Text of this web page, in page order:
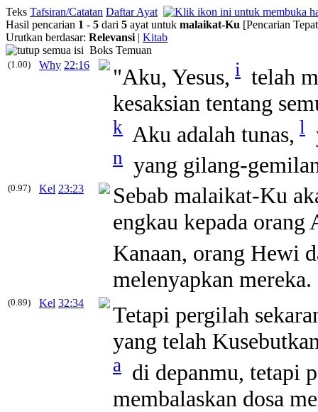
Teks Tafsiran/Catatan Daftar Ayat
Hasil pencarian 1 - 5 dari 5 ayat untuk malaikat-Ku [Pencarian
Urutkan berdasar: Relevansi | Kitab
Boks Temuan
(1.00) Why 22:16 "Aku, Yesus, i telah
kesaksian tentang
k Aku adalah tunas, l
n yang gilang-
(0.97) Kel 23:23 Sebab malaikat-Ku
engkau kepada
Kanaan, orang Hewi
melenyapkan mereka.
(0.89) Kel 32:34
Tetapi pergilah
yang telah
a di depanmu, tetapi
membalaskan dosa